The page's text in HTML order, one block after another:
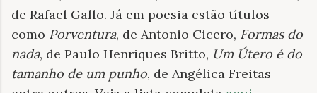
de Rafael Gallo. Já em poesia estão títulos
como Porventura, de Antonio Cicero, Formas do
nada, de Paulo Henriques Britto, Um Útero é do
tamanho de um punho, de Angélica Freitas